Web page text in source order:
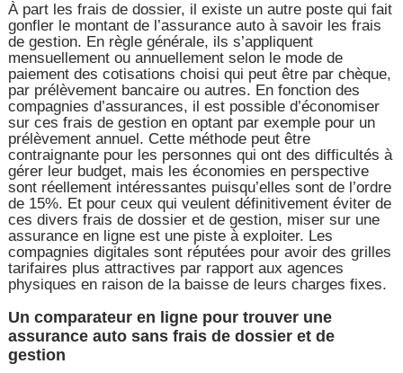
À part les frais de dossier, il existe un autre poste qui fait
gonfler le montant de l’assurance auto à savoir les frais
de gestion. En règle générale, ils s’appliquent
mensuellement ou annuellement selon le mode de
paiement des cotisations choisi qui peut être par chèque,
par prélèvement bancaire ou autres. En fonction des
compagnies d’assurances, il est possible d’économiser
sur ces frais de gestion en optant par exemple pour un
prélèvement annuel. Cette méthode peut être
contraignante pour les personnes qui ont des difficultés à
gérer leur budget, mais les économies en perspective
sont réellement intéressantes puisqu’elles sont de l’ordre
de 15%. Et pour ceux qui veulent définitivement éviter de
ces divers frais de dossier et de gestion, miser sur une
assurance en ligne est une piste à exploiter. Les
compagnies digitales sont réputées pour avoir des grilles
tarifaires plus attractives par rapport aux agences
physiques en raison de la baisse de leurs charges fixes.
Un comparateur en ligne pour trouver une
assurance auto sans frais de dossier et de
gestion